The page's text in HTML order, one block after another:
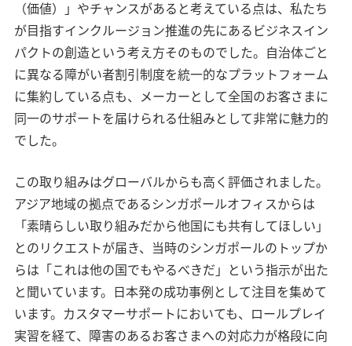
（価値）」やチャンスがあると考えている点は、私たち
が目指すインクルージョン推進の先にあるビジネスイン
パクトの創造という考え方そのものでした。自治体ごと
に異なる障がい者割引制度を統一的なプラットフォーム
に集約している点も、メーカーとして全国のお客さまに
同一のサポートを届けられる仕組みとして非常に魅力的
でした。
この取り組みはグローバルからも高く評価されました。
アジア地域の拠点であるシンガポールオフィスからは
「素晴らしい取り組みだから他国にも共有してほしい」
とのリクエストが届き、当時のシンガポールのトップか
らは「これは他の国でもやるべきだ」という指示が出た
と聞いています。日本発の成功事例として注目を集めて
います。カスタマーサポートにおいても、ロールプレイ
実習を経て、障害のあるお客さまへの対応力が格段に向